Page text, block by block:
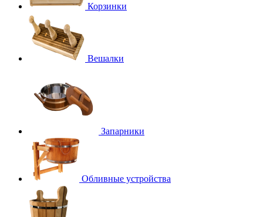
Корзинки
Вешалки
Запарники
Обливные устройства